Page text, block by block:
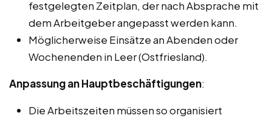
festgelegten Zeitplan, der nach Absprache mit
dem Arbeitgeber angepasst werden kann.
Möglicherweise Einsätze an Abenden oder
Wochenenden in Leer (Ostfriesland).
Anpassung an Hauptbeschäftigungen:
Die Arbeitszeiten müssen so organisiert